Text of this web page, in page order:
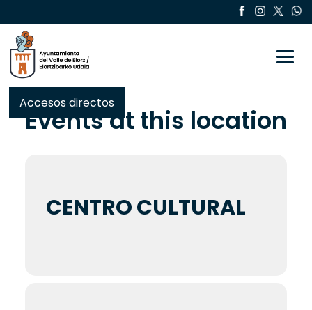
Accesos directos
Events at this location
CENTRO CULTURAL